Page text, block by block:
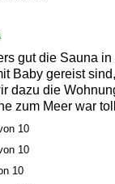
gut die Sauna
Baby gereist
dazu die
zum Meer war
10
10
10